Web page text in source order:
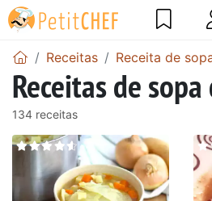
Receitas Receita de
Receitas de
134 receitas